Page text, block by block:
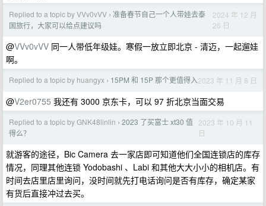
Replied to a topic by VVv0vVV › 准备春节自己一个人带娃去泰
国旅行，大家可以给点建议吗
2024 年 12 月
26 日
@VVv0vVV 同一人带低年级娃。寒假一放立即北京 - 清迈，一起遛娃
啊。
Replied to a topic by huangyx › 15PM 和 15P 那个更值得入2023 年 11 月 8 日
@V2er0755 我还有 3000 京东卡，可以 97 折北京当面交易
Replied to a topic by GNK48linlin › 2023 了买富士 xt30 值
得么？
2023 年 10 月 11
日
就游客的途径，Bic Camera 去一家店即可知道他们全国连锁店的库存
情况，同理其他连锁 Yodobashi 、Labi 和其他大大小小的相机店。有
时间去店里店里询问，没时间就先打电话询问是否有库存，确定某家
有货后直接冲过去买。